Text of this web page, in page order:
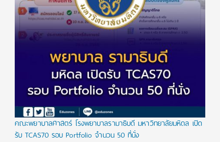
คณะพยาบาลศาสตร์ โรงพยาบาลรามาธิบดี มหาวิทยาลัยมหิดล เปิด
รับ TCAS70 รอบ Portfolio จำนวน 50 ที่นั่ง